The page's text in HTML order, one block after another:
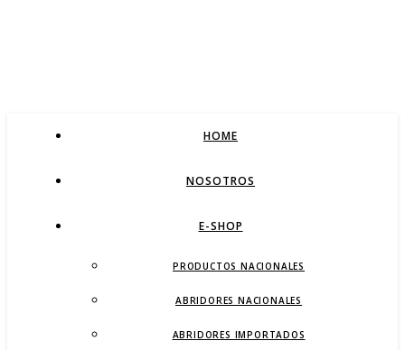
HOME
NOSOTROS
E-SHOP
PRODUCTOS NACIONALES
ABRIDORES NACIONALES
ABRIDORES IMPORTADOS